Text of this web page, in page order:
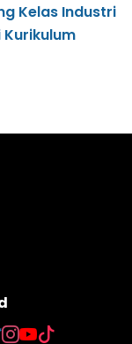
Kelas Industri
Kurikulum